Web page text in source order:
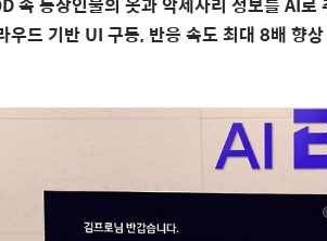
우드 기반 UI 구동, 반응 속도 최대 8배 향